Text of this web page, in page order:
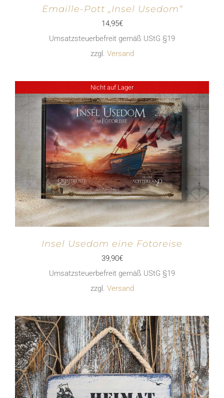
Emaille-Pott „Insel Usedom“
14,95€
Umsatzsteuerbefreit gemäß UStG §19
zzgl. Versand
Nicht auf Lager
Insel Usedom eine Fotoreise
39,90€
Umsatzsteuerbefreit gemäß UStG §19
zzgl. Versand